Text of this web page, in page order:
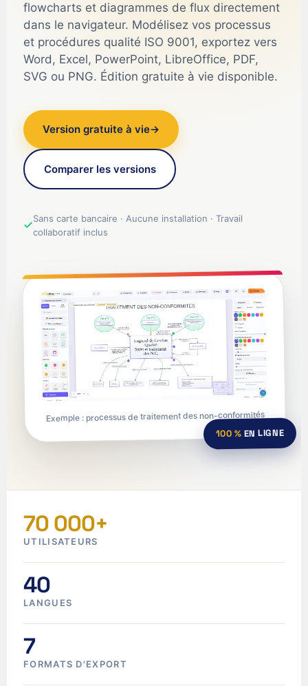
flowcharts et diagrammes de flux directement
dans le navigateur. Modélisez vos processus
et procédures qualité ISO 9001, exportez vers
Word, Excel, PowerPoint, LibreOffice, PDF,
SVG ou PNG. Édition gratuite à vie disponible.
Version gratuite à vie→
Comparer les versions
Sans carte bancaire · Aucune installation · Travail
collaboratif inclus
Exemple : processus de traitement des non-conformités
100 % EN LIGNE
70 000+
UTILISATEURS
40
LANGUES
7
FORMATS D'EXPORT